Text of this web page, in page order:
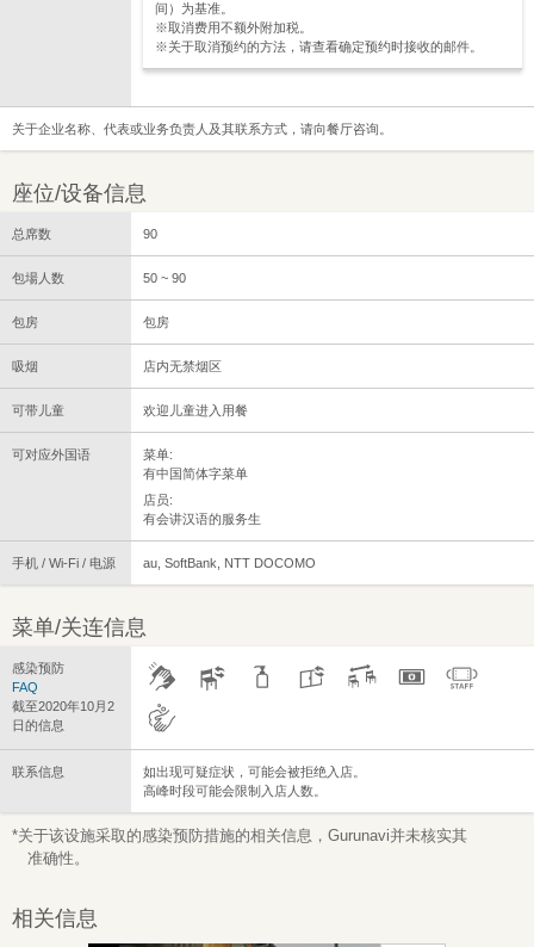
间）为基准。
※取消费用不额外附加税。
※关于取消预约的方法，请查看确定预约时接收的邮件。
关于企业名称、代表或业务负责人及其联系方式，请向餐厅咨询。
座位/设备信息
总席数 90
包場人数 50 ~ 90
包房 包房
吸烟 店内无禁烟区
可带儿童 欢迎儿童进入用餐
可对应外国语
菜单:
有中国简体字菜单
店员:
有会讲汉语的服务生
手机 / Wi-Fi / 电源 au, SoftBank, NTT DOCOMO
菜单/关连信息
感染预防
FAQ
截至2020年10月2
日的信息
联系信息
如出现可疑症状，可能会被拒绝入店。
高峰时段可能会限制入店人数。
*关于该设施采取的感染预防措施的相关信息，Gurunavi并未核实其
准确性。
相关信息